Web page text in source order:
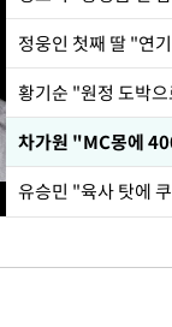
정웅인 첫째 딸 "연
황기순 "원정 도박